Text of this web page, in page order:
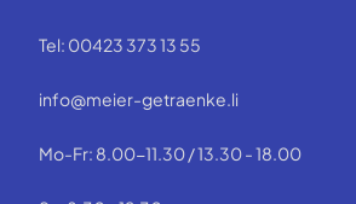
Tel: 00423 373 13 55
info@meier-getraenke.li
Mo-Fr: 8.00-11.30 / 13.30 - 18.00